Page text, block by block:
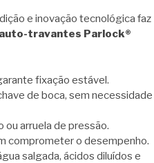
e inovação tecnológica faz
travantes Parlock®
fixação estável.
de boca, sem
ou arruela de pressão.
comprometer o desempenho.
salgada, ácidos diluídos e